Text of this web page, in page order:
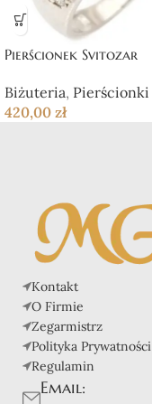
Pierścionek Svitozar
Biżuteria, Pierścionki
420,00 zł
Kontakt
O Firmie
Zegarmistrz
Polityka Prywatności
Regulamin
Email: